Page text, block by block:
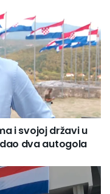
i svojoj državi u
dva autogola